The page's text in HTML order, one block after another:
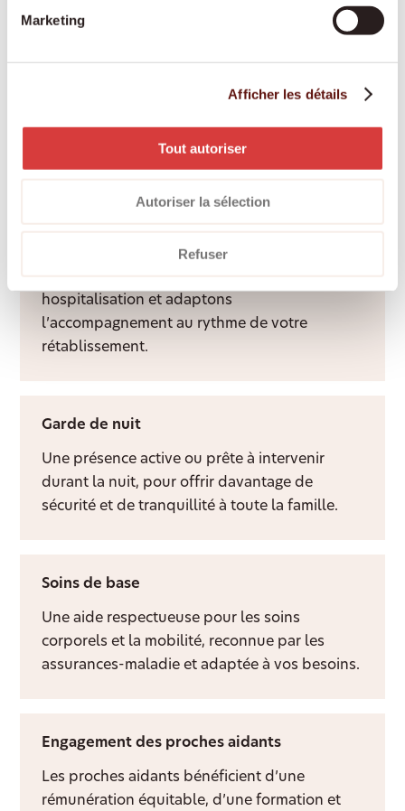
Marketing
Afficher les détails
Tout autoriser
Autoriser la sélection
Refuser
apportent du lien social, de la structure et
hospitalisation et adaptons
l’accompagnement au rythme de votre
rétablissement.
Garde de nuit
Une présence active ou prête à intervenir
durant la nuit, pour offrir davantage de
sécurité et de tranquillité à toute la famille.
Soins de base
Une aide respectueuse pour les soins
corporels et la mobilité, reconnue par les
assurances-maladie et adaptée à vos besoins.
Engagement des proches aidants
Les proches aidants bénéficient d’une
rémunération équitable, d’une formation et